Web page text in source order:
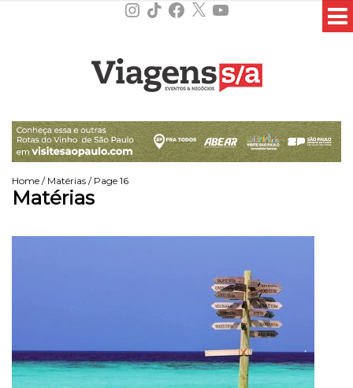
Instagram
TikTokFacebook
X YouTube
Home / Matérias / Page 16
Matérias